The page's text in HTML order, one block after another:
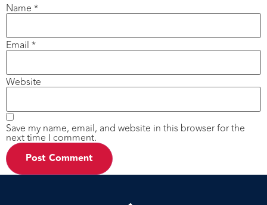
Name *
Email *
Website
Save my name, email, and website in this browser for the
next time I comment.